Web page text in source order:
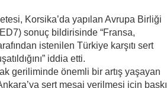
Korsika’da yapılan Avrupa Birliği
sonuç bildirisinde “Fransa,
istenilen Türkiye karşıtı sert
iddia etti.
geriliminde önemli bir artış yaşayan
sert mesaj verilmesi için baskı